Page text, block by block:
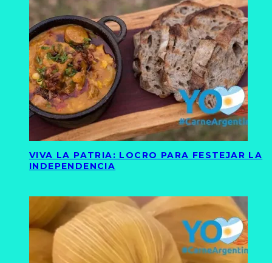
VIVA LA PATRIA: LOCRO PARA FESTEJAR LA
INDEPENDENCIA